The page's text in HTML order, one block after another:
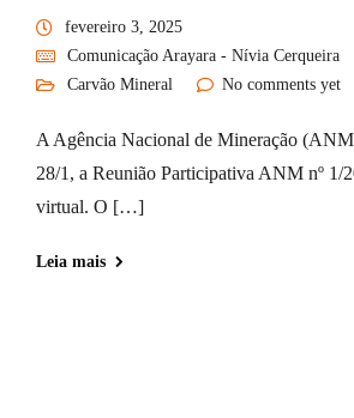
fevereiro 3, 2025
Comunicação Arayara - Nívia Cerqueira
Carvão Mineral
No comments yet
A Agência Nacional de Mineração
28/1, a Reunião Participativa ANM nº 1/
virtual. O […]
Leia mais